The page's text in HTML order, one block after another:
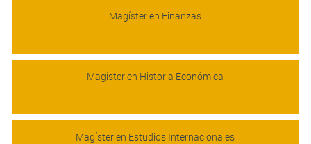
Magíster en Finanzas
Magíster en Historia Económica
Magíster en Estudios Internacionales